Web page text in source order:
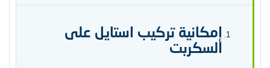
في استخدام النسخة "المنزوعة
الكود"؟​
إمكانية تركيب استايل على
السكربت